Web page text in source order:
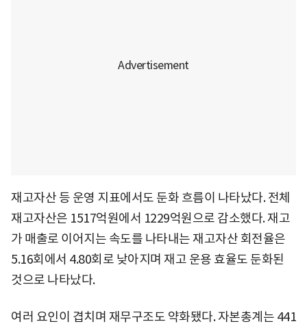
재고자산 등 운영 지표에서도 둔화 흐름이 나타났다. 전체
재고자산은 1517억원에서 1229억원으로 감소했다. 재고
가 매출로 이어지는 속도를 나타내는 재고자산 회전율은
5.16회에서 4.80회로 낮아지며 재고 운용 효율도 둔화된
것으로 나타났다.
여러 요인이 겹치며 재무구조도 약화됐다. 자본총계는 441